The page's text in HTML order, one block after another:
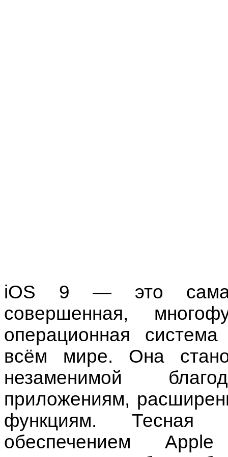
iOS 9 — это
совершенная,
операционная
всём мире. Она
незаменимой
приложениям,
функциям. Тесная
обеспечением Apple